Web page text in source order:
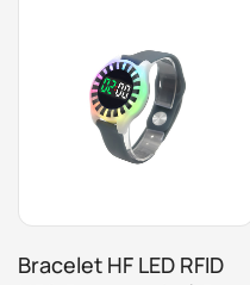
Bracelet HF LED RFID